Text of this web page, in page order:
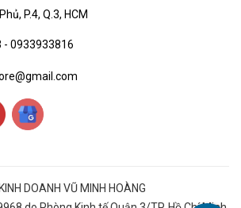
P.4, Q.3, HCM
- 0933933816
DOANH VŨ MINH HOÀNG